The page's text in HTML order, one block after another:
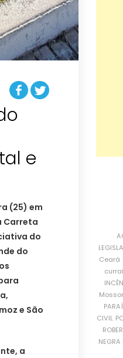
e
(25) em
Carreta
do
do
e São
a
Ceará
CIVIL
NEGRA